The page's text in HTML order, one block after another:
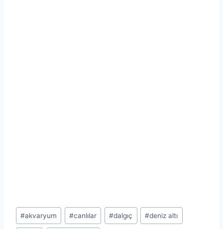
Post
Tags:
#akvaryum #canlılar #dalgıç #deniz altı